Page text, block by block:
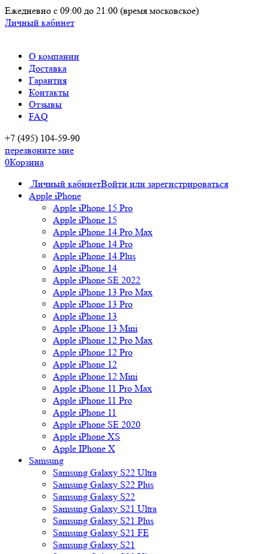
Ежедневно с 09:00 до 21:00 (время московское)
Личный кабинет
О компании
Доставка
Гарантия
Контакты
Отзывы
FAQ
+7 (495) 104-59-90
перезвоните мне
0Корзина
Личный кабинетВойти или зарегистрироваться
Apple iPhone
Apple iPhone 15 Pro
Apple iPhone 15
Apple iPhone 14 Pro Max
Apple iPhone 14 Pro
Apple iPhone 14 Plus
Apple iPhone 14
Apple iPhone SE 2022
Apple iPhone 13 Pro Max
Apple iPhone 13 Pro
Apple iPhone 13
Apple iPhone 13 Mini
Apple iPhone 12 Pro Max
Apple iPhone 12 Pro
Apple iPhone 12
Apple iPhone 12 Mini
Apple iPhone 11 Pro Max
Apple iPhone 11 Pro
Apple iPhone 11
Apple iPhone SE 2020
Apple iPhone XS
Apple IPhone X
Samsung
Samsung Galaxy S22 Ultra
Samsung Galaxy S22 Plus
Samsung Galaxy S22
Samsung Galaxy S21 Ultra
Samsung Galaxy S21 Plus
Samsung Galaxy S21 FE
Samsung Galaxy S21